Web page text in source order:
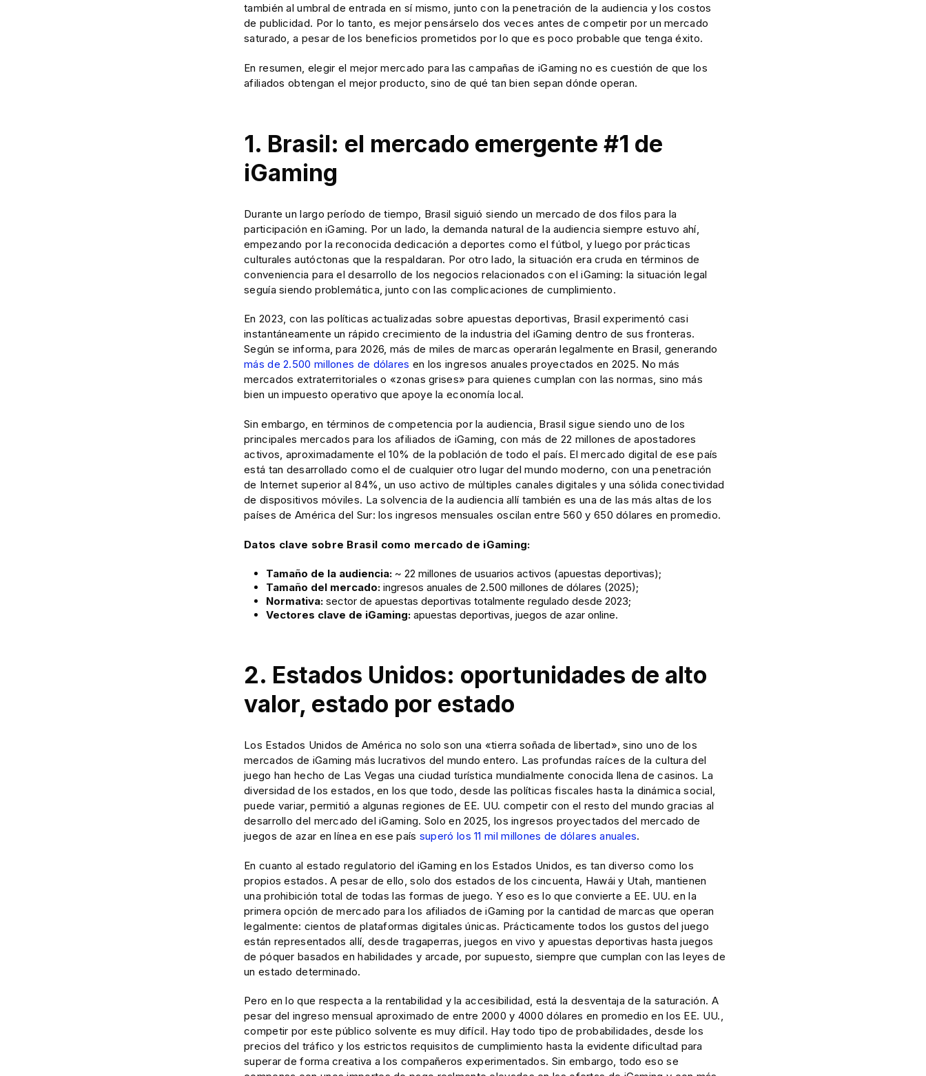
también al umbral de entrada en sí mismo, junto con la penetración de la audiencia y los costos
de publicidad. Por lo tanto, es mejor pensárselo dos veces antes de competir por un mercado
saturado, a pesar de los beneficios prometidos por lo que es poco probable que tenga éxito.
En resumen, elegir el mejor mercado para las campañas de iGaming no es cuestión de que los
afiliados obtengan el mejor producto, sino de qué tan bien sepan dónde operan.
1. Brasil: el mercado emergente #1 de
iGaming
Durante un largo período de tiempo, Brasil siguió siendo un mercado de dos filos para la
participación en iGaming. Por un lado, la demanda natural de la audiencia siempre estuvo ahí,
empezando por la reconocida dedicación a deportes como el fútbol, y luego por prácticas
culturales autóctonas que la respaldaran. Por otro lado, la situación era cruda en términos de
conveniencia para el desarrollo de los negocios relacionados con el iGaming: la situación legal
seguía siendo problemática, junto con las complicaciones de cumplimiento.
En 2023, con las políticas actualizadas sobre apuestas deportivas, Brasil experimentó casi
instantáneamente un rápido crecimiento de la industria del iGaming dentro de sus fronteras.
Según se informa, para 2026, más de miles de marcas operarán legalmente en Brasil, generando
más de 2.500 millones de dólares en los ingresos anuales proyectados en 2025. No más
mercados extraterritoriales o «zonas grises» para quienes cumplan con las normas, sino más
bien un impuesto operativo que apoye la economía local.
Sin embargo, en términos de competencia por la audiencia, Brasil sigue siendo uno de los
principales mercados para los afiliados de iGaming, con más de 22 millones de apostadores
activos, aproximadamente el 10% de la población de todo el país. El mercado digital de ese país
está tan desarrollado como el de cualquier otro lugar del mundo moderno, con una penetración
de Internet superior al 84%, un uso activo de múltiples canales digitales y una sólida conectividad
de dispositivos móviles. La solvencia de la audiencia allí también es una de las más altas de los
países de América del Sur: los ingresos mensuales oscilan entre 560 y 650 dólares en promedio.
Datos clave sobre Brasil como mercado de iGaming:
Tamaño de la audiencia: ~ 22 millones de usuarios activos (apuestas deportivas);
Tamaño del mercado: ingresos anuales de 2.500 millones de dólares (2025);
Normativa: sector de apuestas deportivas totalmente regulado desde 2023;
Vectores clave de iGaming: apuestas deportivas, juegos de azar online.
2. Estados Unidos: oportunidades de alto
valor, estado por estado
Los Estados Unidos de América no solo son una «tierra soñada de libertad», sino uno de los
mercados de iGaming más lucrativos del mundo entero. Las profundas raíces de la cultura del
juego han hecho de Las Vegas una ciudad turística mundialmente conocida llena de casinos. La
diversidad de los estados, en los que todo, desde las políticas fiscales hasta la dinámica social,
puede variar, permitió a algunas regiones de EE. UU. competir con el resto del mundo gracias al
desarrollo del mercado del iGaming. Solo en 2025, los ingresos proyectados del mercado de
juegos de azar en línea en ese país superó los 11 mil millones de dólares anuales.
En cuanto al estado regulatorio del iGaming en los Estados Unidos, es tan diverso como los
propios estados. A pesar de ello, solo dos estados de los cincuenta, Hawái y Utah, mantienen
una prohibición total de todas las formas de juego. Y eso es lo que convierte a EE. UU. en la
primera opción de mercado para los afiliados de iGaming por la cantidad de marcas que operan
legalmente: cientos de plataformas digitales únicas. Prácticamente todos los gustos del juego
están representados allí, desde tragaperras, juegos en vivo y apuestas deportivas hasta juegos
de póquer basados en habilidades y arcade, por supuesto, siempre que cumplan con las leyes de
un estado determinado.
Pero en lo que respecta a la rentabilidad y la accesibilidad, está la desventaja de la saturación. A
pesar del ingreso mensual aproximado de entre 2000 y 4000 dólares en promedio en los EE. UU.,
competir por este público solvente es muy difícil. Hay todo tipo de probabilidades, desde los
precios del tráfico y los estrictos requisitos de cumplimiento hasta la evidente dificultad para
superar de forma creativa a los compañeros experimentados. Sin embargo, todo eso se